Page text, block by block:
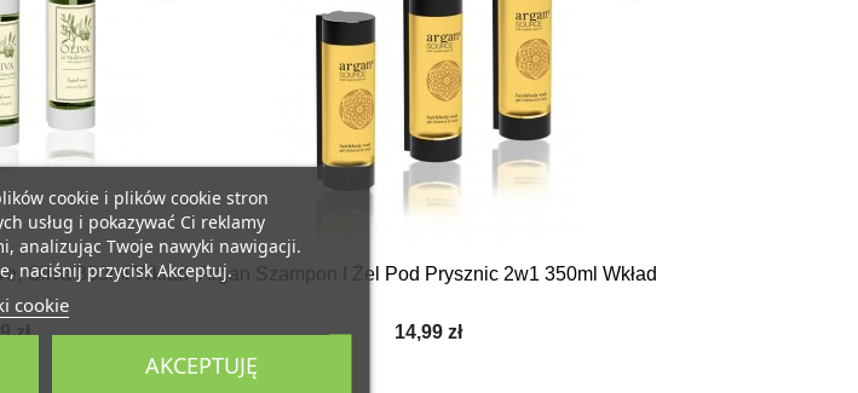
cookie i plików cookie stron
usług i pokazywać Ci reklamy
analizując Twoje nawyki nawigacji.
naciśnij przycisk Akceptuj.
cookie
AKCEPTUJĘ
Oliva 350ml Wkład
zł
Argan Szampon I Żel Pod Prysznic 2w1 350ml Wkład
14,99 zł